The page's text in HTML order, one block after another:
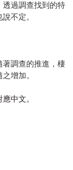
透過調查找到的特
不定。
著調查的推進，棲
增加。
中文。